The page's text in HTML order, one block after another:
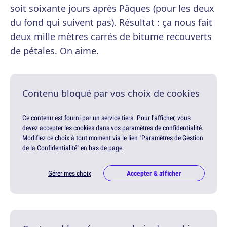
soit soixante jours après Pâques (pour les deux
du fond qui suivent pas). Résultat : ça nous fait
deux mille mètres carrés de bitume recouverts
de pétales. On aime.
Contenu bloqué par vos choix de cookies
Ce contenu est fourni par un service tiers. Pour l'afficher, vous
devez accepter les cookies dans vos paramètres de confidentialité.
Modifiez ce choix à tout moment via le lien "Paramètres de Gestion
de la Confidentialité" en bas de page.
Gérer mes choix Accepter & afficher